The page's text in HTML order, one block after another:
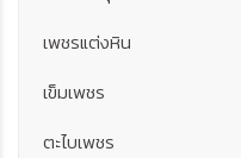
เพชรแต่งหิน
เข็มเพชร
ตะไบเพชร